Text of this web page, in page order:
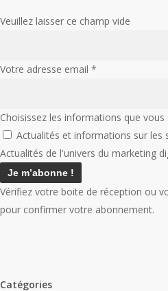
Veuillez laisser ce champ vide
Votre adresse email *
Choisissez les informations que
Actualités et informations sur les
Actualités de l'univers du marketing
Vérifiez votre boite de réception ou
pour confirmer votre abonnement.
Catégories